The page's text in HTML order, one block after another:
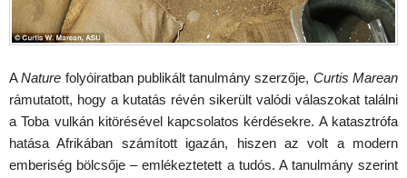
ANature folyóiratban publikált tanulmány szerzője, Curtis Marean
rámutatott, hogy a kutatás révén sikerült valódi válaszokat találni
a Toba vulkán kitörésével kapcsolatos kérdésekre. A katasztrófa
hatása Afrikában számított igazán, hiszen az volt a modern
emberiség bölcsője – emlékeztetett a tudós. A tanulmány szerint